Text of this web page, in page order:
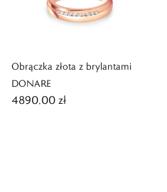
Obrączka złota z brylantami
DONARE
4890,00 zł